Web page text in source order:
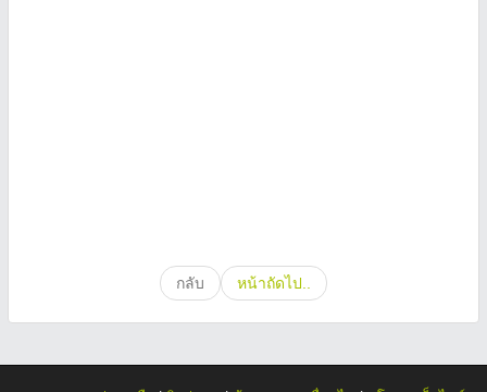
กลับ หน้าถัดไป..